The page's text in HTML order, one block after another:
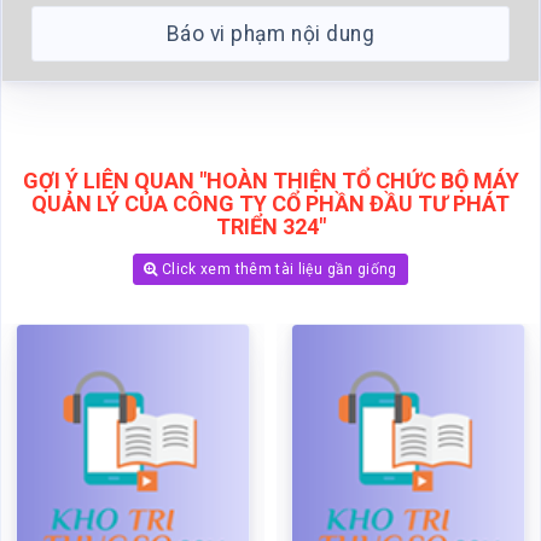
Báo vi phạm nội dung
GỢI Ý LIÊN QUAN "HOÀN THIỆN TỔ CHỨC BỘ MÁY
QUẢN LÝ CỦA CÔNG TY CỔ PHẦN ĐẦU TƯ PHÁT
TRIỂN 324"
Click xem thêm tài liệu gần giống